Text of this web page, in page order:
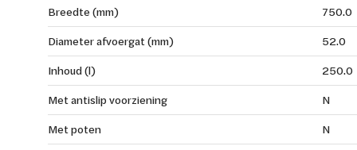
Breedte (mm)
750.0
Diameter afvoergat (mm)
52.0
Inhoud (l)
250.0
Met antislip voorziening
N
Met poten
N